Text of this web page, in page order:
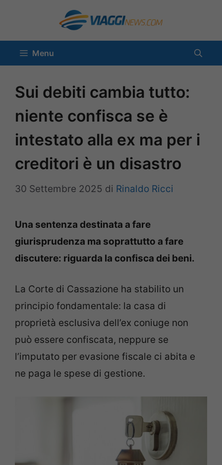
contenuto
Menu
Sui debiti cambia tutto:
niente confisca se è
intestato alla ex ma per i
creditori è un disastro
30 Settembre 2025 di Rinaldo Ricci
Una sentenza destinata a fare
giurisprudenza ma soprattutto a fare
discutere: riguarda la confisca dei beni.
La Corte di Cassazione ha stabilito un
principio fondamentale: la casa di
proprietà esclusiva dell’ex coniuge non
può essere confiscata, neppure se
l’imputato per evasione fiscale ci abita e
ne paga le spese di gestione.